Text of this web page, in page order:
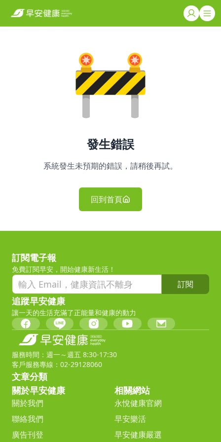
發生錯誤
系統發生未預期的錯誤，請稍後再試。
回到首頁
訂閱電子報
免費訂閱早安，開始健康新生活！
訂閱
追蹤早安健康
讓一天的生活充滿了正能量和健康的動力
服務時間：週一～週五 8:30-17:30
客戶服務專線：02-29128060
文章分類
關於早安健康
關於我們
聯絡我們
廣告刊登
相關網站
永悅健康官網
早安樂活
早安健康嚴選